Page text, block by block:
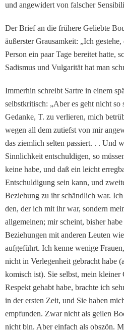
und angewidert von fal­scher
Der Brief an die frühere Ge­liebte
äußerster Grausamkeit: „Ich
Person ein paar Tage bereitet hatte,
Sadis­mus und Vulgarität hat man
Immerhin schreibt Sartre in einem
selbstkritisch: „Aber es geht nicht
Gedanke, T. zu ver­lieren, mich
wegen all dem zutiefst von mir
das ziemlich selten passiert. . . Und
Sinnlichkeit entschuldigen, so
keine habe, und daß ein leicht
Entschuldigung sein kann, und
Beziehung zu ihr schändlich war.
den, der ich mit ihr war, son­dern
allgemeinen; mir scheint, bisher
Beziehungen mit anderen Leuten
auf­geführt. Ich kenne wenige
nicht in Verlegenheit ge­bracht habe
komisch ist). Sie selbst, mein
Re­spekt gehabt habe, brachte ich
in der ersten Zeit, und Sie haben
empfunden. Zwar nicht als geilen
nicht bin. Aber einfach als obszön.